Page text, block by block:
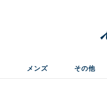
メンズ その他